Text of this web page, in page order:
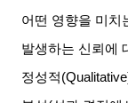
어떤 영향을 미치
발생하는 신뢰에
정성적